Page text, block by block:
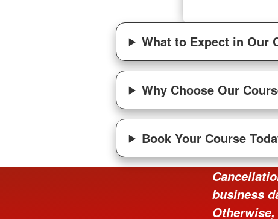
What to Expect in Our
Why Choose Our
Book Your Course
business